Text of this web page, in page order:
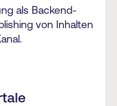
als Backend-
von Inhalten